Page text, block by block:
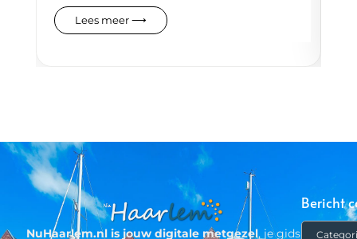
Lees meer ⟶
NuHaarlem.nl is jouw digitale metgezel, je gids
Bericht